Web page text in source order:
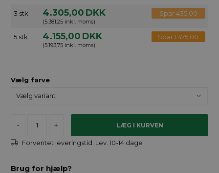
3 stk 4.305,00 DKK
(5.381,25 inkl. moms)
Spar 435,00
5 stk 4.155,00 DKK
(5.193,75 inkl. moms)
Spar 1.475,00
Vælg farve
- +
Forventet leveringstid: Lev. 10-14 dage
Brug for hjælp?